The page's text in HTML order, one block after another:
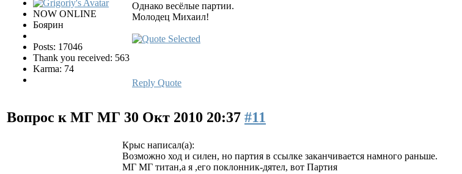
NOW ONLINE
Боярин
Posts: 17046
Thank you received: 563
Karma: 74
Однако весёлые партии.
Молодец Михаил!
Reply Quote
Вопрос к МГ МГ 30 Окт 2010 20:37 #11
Крыс написал(а):
Возможно ход и силен, но партия в ссылке заканчивается намного раньше.
МГ МГ титан,а я ,его поклонник-дятел, вот Партия